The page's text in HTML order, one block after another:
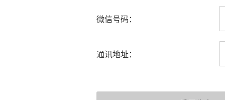
微信号码：
通讯地址：